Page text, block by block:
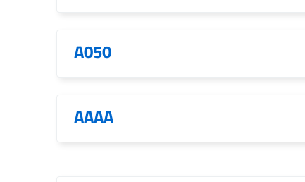
A050
AAAA